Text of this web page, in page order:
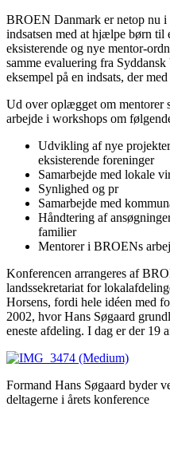
BROEN Danmark er netop nu i
indsatsen med at hjælpe børn til
eksisterende og nye mentor-
samme evaluering fra
eksempel på en indsats, der
Ud over oplægget om mentorer
arbejde i workshops om
Udvikling af nye
eksisterende foreninger
Samarbejde med lokale
Synlighed og pr
Samarbejde med
Håndtering af
familier
Mentorer i BROENs
Konferencen arrangeres af
landssekretariat for
Horsens, fordi hele idéen med
2002, hvor Hans Søgaard
eneste afdeling. I dag er der 19
Formand Hans Søgaard byder
deltagerne i årets konference